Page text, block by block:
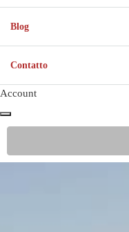
Blog
Contatto
Account